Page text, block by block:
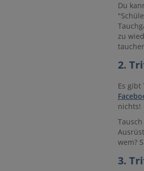
Du
zu
2.
Es
nichts!
wem?
3.